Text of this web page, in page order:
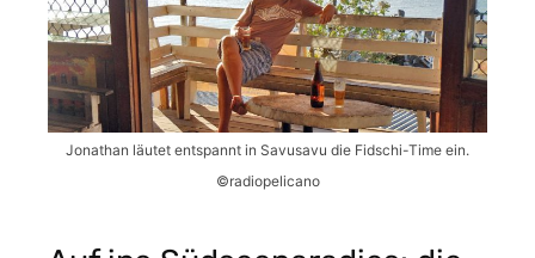
Jonathan läutet entspannt in Savusavu die Fidschi-Time ein.
©radiopelicano